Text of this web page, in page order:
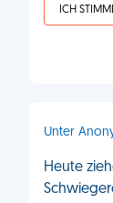
Unter
Heute